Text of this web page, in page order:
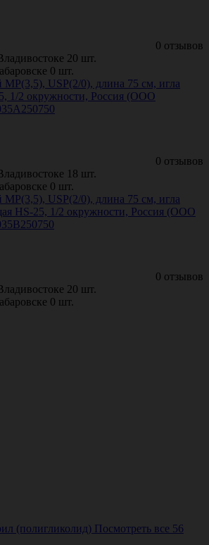
0 отзывов
20 шт.
0 шт.
МР(3,5), USР(2/0), длина 75 см, игла
1/2 окружности, Россия (ООО
0 отзывов
18 шт.
0 шт.
МР(3,5), USР(2/0), длина 75 см, игла
HS-25, 1/2 окружности, Россия (ООО
0 отзывов
20 шт.
0 шт.
(полигликолид) Посмотреть все 56